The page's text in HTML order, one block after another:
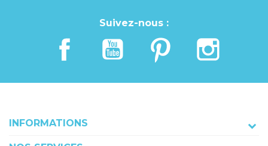
Suivez-nous :
INFORMATIONS